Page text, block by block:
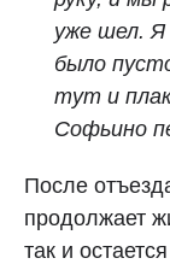
уже шел. Я
было
тут и
Софьино
После
продолжает
так и